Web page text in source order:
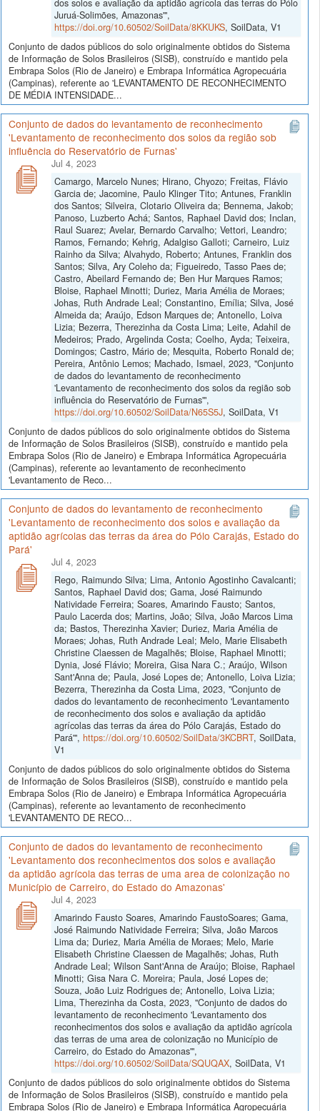
dos solos e avaliação da aptidão agrícola das terras do Pólo
Juruá-Solimões, Amazonas'",
https://doi.org/10.60502/SoilData/8KKUKS, SoilData, V1
Conjunto de dados públicos do solo originalmente obtidos do Sistema
de Informação de Solos Brasileiros (SISB), construído e mantido pela
Embrapa Solos (Rio de Janeiro) e Embrapa Informática Agropecuária
(Campinas), referente ao 'LEVANTAMENTO DE RECONHECIMENTO
DE MÉDIA INTENSIDADE...
Conjunto de dados do levantamento de reconhecimento
'Levantamento de reconhecimento dos solos da região sob
influência do Reservatório de Furnas'
Jul 4, 2023
Camargo, Marcelo Nunes; Hirano, Chyozo; Freitas, Flávio
Garcia de; Jacomine, Paulo Klinger Tito; Antunes, Franklin
dos Santos; Silveira, Clotario Oliveira da; Bennema, Jakob;
Panoso, Luzberto Achá; Santos, Raphael David dos; Inclan,
Raul Suarez; Avelar, Bernardo Carvalho; Vettori, Leandro;
Ramos, Fernando; Kehrig, Adalgiso Galloti; Carneiro, Luiz
Rainho da Silva; Alvahydo, Roberto; Antunes, Franklin dos
Santos; Silva, Ary Coleho da; Figueiredo, Tasso Paes de;
Castro, Abeilard Fernando de; Ben Hur Marques Ramos;
Bloise, Raphael Minotti; Duriez, Maria Amélia de Moraes;
Johas, Ruth Andrade Leal; Constantino, Emília; Silva, José
Almeida da; Araújo, Edson Marques de; Antonello, Loiva
Lizia; Bezerra, Therezinha da Costa Lima; Leite, Adahil de
Medeiros; Prado, Argelinda Costa; Coelho, Ayda; Teixeira,
Domingos; Castro, Mário de; Mesquita, Roberto Ronald de;
Pereira, Antônio Lemos; Machado, Ismael, 2023, "Conjunto
de dados do levantamento de reconhecimento
'Levantamento de reconhecimento dos solos da região sob
influência do Reservatório de Furnas'",
https://doi.org/10.60502/SoilData/N65S5J, SoilData, V1
Conjunto de dados públicos do solo originalmente obtidos do Sistema
de Informação de Solos Brasileiros (SISB), construído e mantido pela
Embrapa Solos (Rio de Janeiro) e Embrapa Informática Agropecuária
(Campinas), referente ao levantamento de reconhecimento
'Levantamento de Reco...
Conjunto de dados do levantamento de reconhecimento
'Levantamento de reconhecimento dos solos e avaliação da
aptidão agrícolas das terras da área do Pólo Carajás, Estado do
Pará'
Jul 4, 2023
Rego, Raimundo Silva; Lima, Antonio Agostinho Cavalcanti;
Santos, Raphael David dos; Gama, José Raimundo
Natividade Ferreira; Soares, Amarindo Fausto; Santos,
Paulo Lacerda dos; Martins, João; Silva, João Marcos Lima
da; Bastos, Therezinha Xavier; Duriez, Maria Amélia de
Moraes; Johas, Ruth Andrade Leal; Melo, Marie Elisabeth
Christine Claessen de Magalhẽs; Bloise, Raphael Minotti;
Dynia, José Flávio; Moreira, Gisa Nara C.; Araújo, Wilson
Sant'Anna de; Paula, José Lopes de; Antonello, Loiva Lizia;
Bezerra, Therezinha da Costa Lima, 2023, "Conjunto de
dados do levantamento de reconhecimento 'Levantamento
de reconhecimento dos solos e avaliação da aptidão
agrícolas das terras da área do Pólo Carajás, Estado do
Pará'", https://doi.org/10.60502/SoilData/3KCBRT, SoilData,
V1
Conjunto de dados públicos do solo originalmente obtidos do Sistema
de Informação de Solos Brasileiros (SISB), construído e mantido pela
Embrapa Solos (Rio de Janeiro) e Embrapa Informática Agropecuária
(Campinas), referente ao levantamento de reconhecimento
'LEVANTAMENTO DE RECO...
Conjunto de dados do levantamento de reconhecimento
'Levantamento dos reconhecimentos dos solos e avaliação
da aptidão agrícola das terras de uma area de colonização no
Município de Carreiro, do Estado do Amazonas'
Jul 4, 2023
Amarindo Fausto Soares, Amarindo FaustoSoares; Gama,
José Raimundo Natividade Ferreira; Silva, João Marcos
Lima da; Duriez, Maria Amélia de Moraes; Melo, Marie
Elisabeth Christine Claessen de Magalhẽs; Johas, Ruth
Andrade Leal; Wilson Sant'Anna de Araújo; Bloise, Raphael
Minotti; Gisa Nara C. Moreira; Paula, José Lopes de;
Souza, João Luiz Rodrigues de; Antonello, Loiva Lizia;
Lima, Therezinha da Costa, 2023, "Conjunto de dados do
levantamento de reconhecimento 'Levantamento dos
reconhecimentos dos solos e avaliação da aptidão agrícola
das terras de uma area de colonização no Município de
Carreiro, do Estado do Amazonas'",
https://doi.org/10.60502/SoilData/SQUQAX, SoilData, V1
Conjunto de dados públicos do solo originalmente obtidos do Sistema
de Informação de Solos Brasileiros (SISB), construído e mantido pela
Embrapa Solos (Rio de Janeiro) e Embrapa Informática Agropecuária